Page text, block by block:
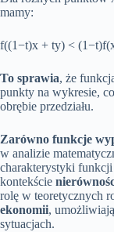
mamy:
f((1−t)x + ty) <
To sprawia, że
punkty na wykresie,
obrębie przedziału.
Zarówno funkcje
w analizie
charakterystyki
kontekście
rolę w teoretycznych
ekonomii,
sytuacjach.